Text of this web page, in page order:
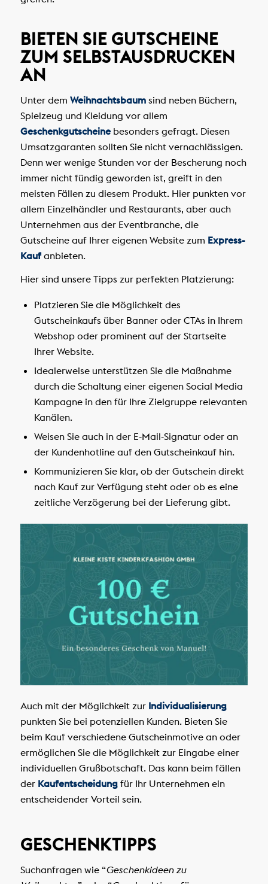
BIETEN SIE GUTSCHEINE
ZUM SELBSTAUSDRUCKEN
AN
Unter dem Weihnachtsbaumsind neben Büchern,
Spielzeug und Kleidung vor allem
Geschenkgutscheinebesonders gefragt. Diesen
Umsatzgaranten sollten Sie nicht vernachlässigen.
Denn wer wenige Stunden vor der Bescherung noch
immer nicht fündig geworden ist, greift in den
meisten Fällen zu diesem Produkt. Hier punkten vor
allem Einzelhändler und Restaurants, aber auch
Unternehmen aus der Eventbranche, die
Gutscheine auf Ihrer eigenen Website zum Express-
Kaufanbieten.
Hier sind unsere Tipps zur perfekten Platzierung:
Platzieren Sie die Möglichkeit des
Gutscheinkaufs über Banner oder CTAs in Ihrem
Webshop oder prominent auf der Startseite
Ihrer Website.
Idealerweise unterstützen Sie die Maßnahme
durch die Schaltung einer eigenen Social Media
Kampagne in den für Ihre Zielgruppe relevanten
Kanälen.
Weisen Sie auch in der E-Mail-Signatur oder an
der Kundenhotline auf den Gutscheinkauf hin.
Kommunizieren Sie klar, ob der Gutschein direkt
nach Kauf zur Verfügung steht oder ob es eine
zeitliche Verzögerung bei der Lieferung gibt.
Auch mit der Möglichkeit zur Individualisierung
punkten Sie bei potenziellen Kunden. Bieten Sie
beim Kauf verschiedene Gutscheinmotive an oder
ermöglichen Sie die Möglichkeit zur Eingabe einer
individuellen Grußbotschaft. Das kann beim fällen
der Kaufentscheidungfür Ihr Unternehmen ein
entscheidender Vorteil sein.
GESCHENKTIPPS
Suchanfragen wie “Geschenkideen zu